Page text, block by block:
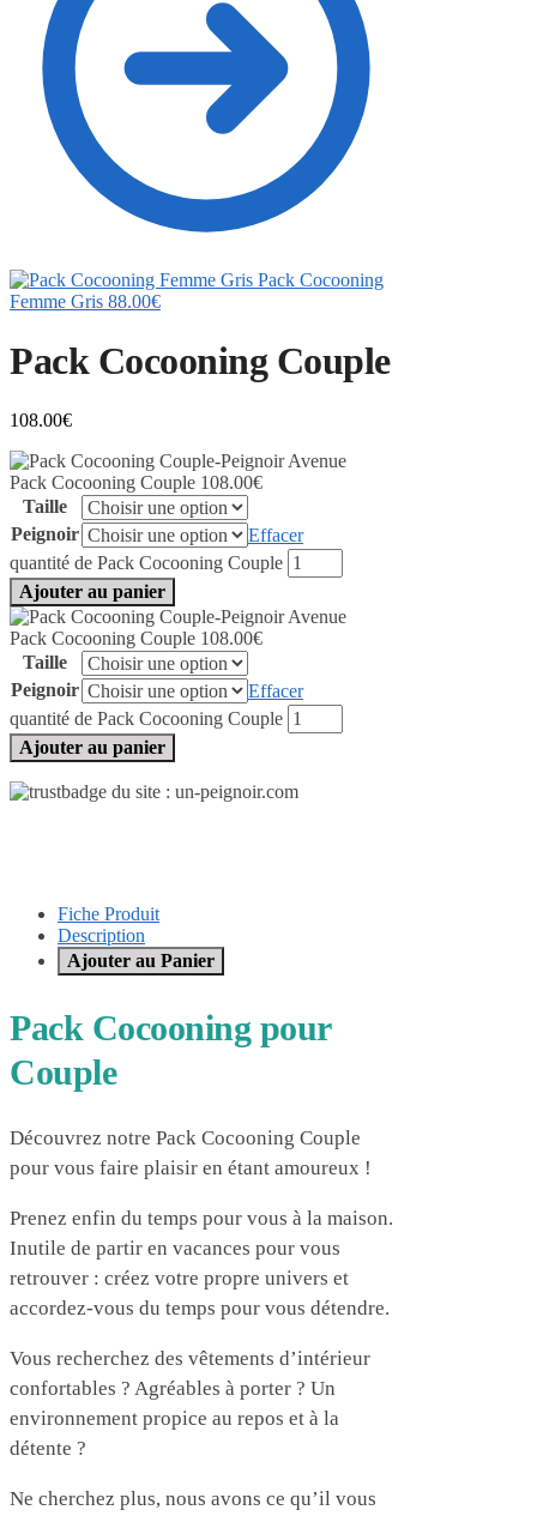
Pack Cocooning
Femme Gris 88.00€
Pack Cocooning Couple
108.00€
Pack Cocooning Couple 108.00€
Taille
Peignoir
Effacer
quantité de Pack Cocooning Couple
Ajouter au panier
Pack Cocooning Couple 108.00€
Taille
Peignoir
Effacer
quantité de Pack Cocooning Couple
Ajouter au panier
Fiche Produit
Description
Ajouter au Panier
Pack Cocooning pour
Couple
Découvrez notre Pack Cocooning Couple
pour vous faire plaisir en étant amoureux !
Prenez enfin du temps pour vous à la maison.
Inutile de partir en vacances pour vous
retrouver : créez votre propre univers et
accordez-vous du temps pour vous détendre.
Vous recherchez des vêtements d’intérieur
confortables ? Agréables à porter ? Un
environnement propice au repos et à la
détente ?
Ne cherchez plus, nous avons ce qu’il vous